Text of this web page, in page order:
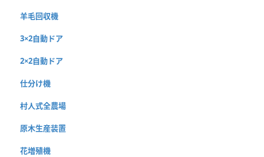
羊毛回収機
3×2自動ドア
2×2自動ドア
仕分け機
村人式全農場
原木生産装置
花増殖機